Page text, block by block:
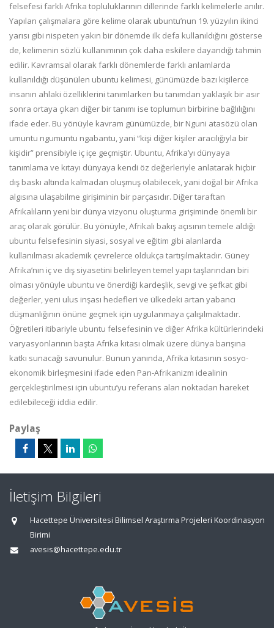
felsefesi farklı Afrika topluluklarının dillerinde farklı kelimelerle anılır.
Yapılan çalışmalara göre kelime olarak ubuntu’nun 19. yüzyılın ikinci
yarısı gibi nispeten yakın bir dönemde ilk defa kullanıldığını gösterse
de, kelimenin sözlü kullanımının çok daha eskilere dayandığı tahmin
edilir. Kavramsal olarak farklı dönemlerde farklı anlamlarda
kullanıldığı düşünülen ubuntu kelimesi, günümüzde bazı kişilerce
insanın ahlaki özelliklerini tanımlarken bu tanımdan yaklaşık bir asır
sonra ortaya çıkan diğer bir tanımı ise toplumun birbirine bağlılığını
ifade eder. Bu yönüyle kavram günümüzde, bir Nguni atasözü olan
umuntu ngumuntu ngabantu, yani “kişi diğer kişiler aracılığıyla bir
kişidir” prensibiyle iç içe geçmiştir. Ubuntu, Afrika’yı dünyaya
tanımlama ve kıtayı dünyaya kendi öz değerleriyle anlatarak hiçbir
dış baskı altında kalmadan oluşmuş olabilecek, yani doğal bir Afrika
algısına ulaşabilme girişiminin bir parçasıdır. Diğer taraftan
Afrikalıların yeni bir dünya vizyonu oluşturma girişiminde önemli bir
araç olarak görülür. Bu yönüyle, Afrikalı bakış açısının temele aldığı
ubuntu felsefesinin siyasi, sosyal ve eğitim gibi alanlarda
kullanılması akademik çevrelerce oldukça tartışılmaktadır. Güney
Afrika’nın iç ve dış siyasetini belirleyen temel yapı taşlarından biri
olması yönüyle ubuntu ve önerdiği kardeşlik, sevgi ve şefkat gibi
değerler, yeni ulus inşası hedefleri ve ülkedeki artan yabancı
düşmanlığının önüne geçmek için uygulanmaya çalışılmaktadır.
Öğretileri itibariyle ubuntu felsefesinin ve diğer Afrika kültürlerindeki
varyasyonlarının başta Afrika kıtası olmak üzere dünya barışına
katkı sunacağı savunulur. Bunun yanında, Afrika kıtasının sosyo-
ekonomik birleşmesini ifade eden Pan-Afrikanizm idealinin
gerçekleştirilmesi için ubuntu’yu referans alan noktadan hareket
edilebileceği iddia edilir.
Paylaş
İletişim Bilgileri
Hacettepe Üniversitesi Bilimsel Araştırma Projeleri Koordinasyon
Birimi
avesis@hacettepe.edu.tr